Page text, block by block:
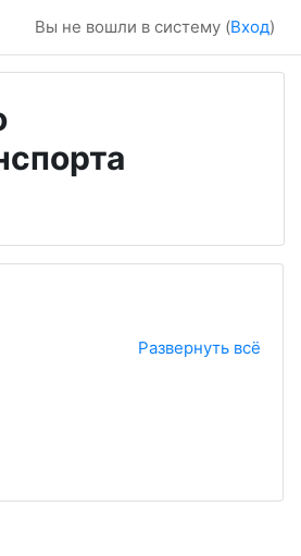
Вы не вошли в систему (Вход)
Развернуть всё